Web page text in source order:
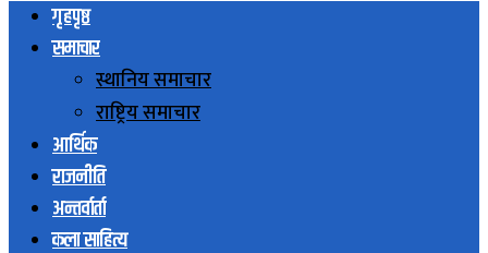
गृहपृष्ठ
समाचार
स्थानिय समाचार
राष्ट्रिय समाचार
आर्थिक
राजनीति
अन्तर्वार्ता
कला साहित्य